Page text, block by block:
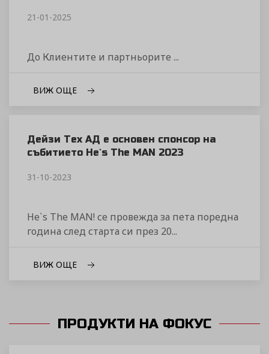
21-01-2025
До Клиентите и партньорите ...
ВИЖ ОЩЕ
Дейзи Тех АД е основен спонсор на
събитието He`s The MAN 2023
31-10-2023
He`s The MAN! се провежда за пета поредна
година след старта си през 20...
ВИЖ ОЩЕ
ПРОДУКТИ НА ФОКУС